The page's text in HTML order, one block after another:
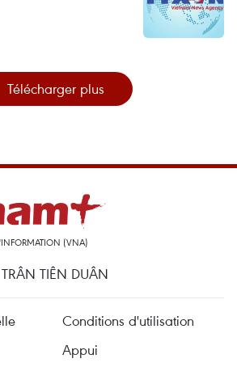
Télécharger plus
(VNA)
TIÊN DUÂN
Conditions d'utilisation
Appui